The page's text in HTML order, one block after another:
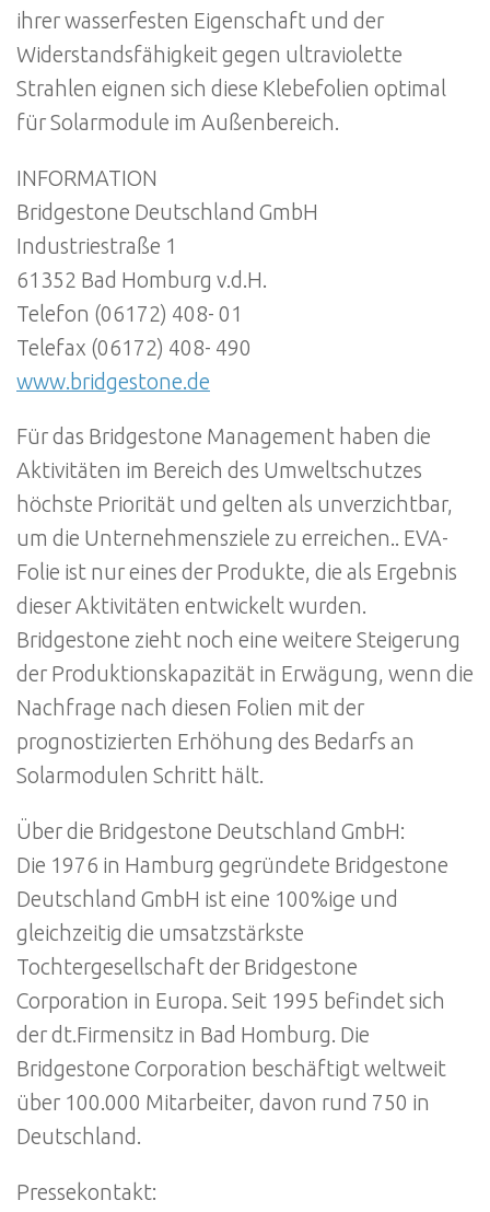
ihrer wasserfesten Eigenschaft und der
Widerstandsfähigkeit gegen ultraviolette
Strahlen eignen sich diese Klebefolien optimal
für Solarmodule im Außenbereich.
INFORMATION
Bridgestone Deutschland GmbH
Industriestraße 1
61352 Bad Homburg v.d.H.
Telefon (06172) 408- 01
Telefax (06172) 408- 490
www.bridgestone.de
Für das Bridgestone Management haben die
Aktivitäten im Bereich des Umweltschutzes
höchste Priorität und gelten als unverzichtbar,
um die Unternehmensziele zu erreichen.. EVA-
Folie ist nur eines der Produkte, die als Ergebnis
dieser Aktivitäten entwickelt wurden.
Bridgestone zieht noch eine weitere Steigerung
der Produktionskapazität in Erwägung, wenn die
Nachfrage nach diesen Folien mit der
prognostizierten Erhöhung des Bedarfs an
Solarmodulen Schritt hält.
Über die Bridgestone Deutschland GmbH:
Die 1976 in Hamburg gegründete Bridgestone
Deutschland GmbH ist eine 100%ige und
gleichzeitig die umsatzstärkste
Tochtergesellschaft der Bridgestone
Corporation in Europa. Seit 1995 befindet sich
der dt.Firmensitz in Bad Homburg. Die
Bridgestone Corporation beschäftigt weltweit
über 100.000 Mitarbeiter, davon rund 750 in
Deutschland.
Pressekontakt: